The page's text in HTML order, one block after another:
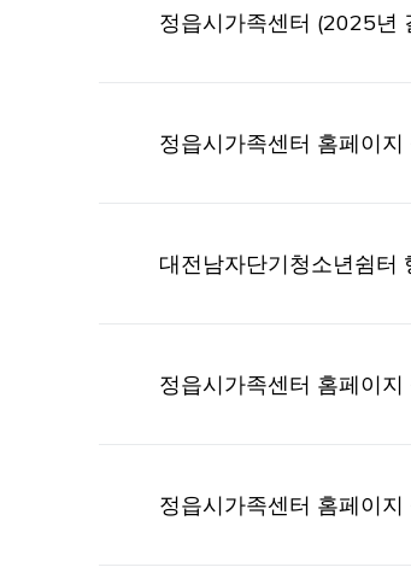
정읍시가족센터 (2025년
정읍시가족센터 홈페이
대전남자단기청소년쉼터
정읍시가족센터 홈페이
정읍시가족센터 홈페이